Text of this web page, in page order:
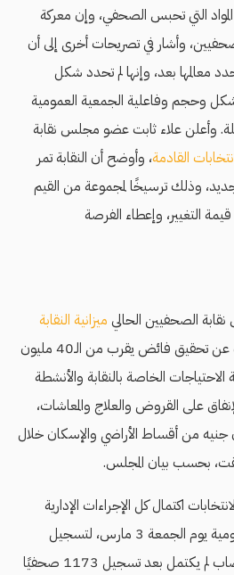
التي تحبس الصحفي، وإن معركة
وأشار في تصريحات أخرى إلى أن
معالمها بعد، وإنها لم تحدد شكل
وحجم وفاعلية الجمعية العمومية
وأعلن علاء ثابت عضو مجلس نقابة
القادمة، وأوضح أن النقابة تمر
وذلك ترسيخًا لمجموعة من القيم
التغيير، وإعطاء الفرصة
الصحفيين الحالي ميزانية النقابة
لعام 2016، وكشفت الميزانية عن تحقيق فائض يقرب من الـ40 مليون
الخاصة بالنقابة والأنشطة
على القروض والعلاج والمعاشات،
أكثر من 13 مليون جنيه من أقساط الأراضي والإسكان خلال
بحسب بيان المجلس.
اكتمال كل الإجراءات الإدارية
والفنية لانعقاد الجمعية العمومية يوم الجمعة 3 مارس، لتسجيل
واستقبال الأعضاء، إلا أن النصاب لم يكتمل بعد تسجيل 1173 صحفيًا